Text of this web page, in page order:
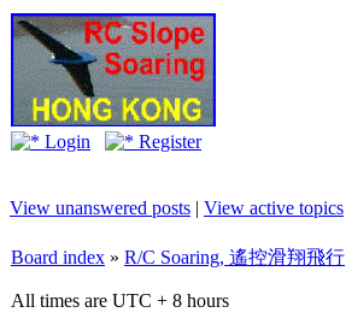
Login Register
View unanswered posts | View active topics
Board index » R/C Soaring, 遙控滑翔飛行
All times are UTC + 8 hours